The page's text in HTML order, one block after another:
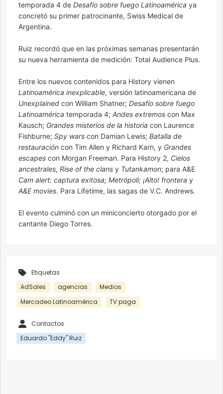
temporada 4 de Desafío sobre fuego Latinoamérica ya
concretó su primer patrocinante, Swiss Medical de
Argentina.
Ruiz recordó que en las próximas semanas presentarán
su nueva herramienta de medición: Total Audience Plus.
Entre los nuevos contenidos para History vienen
Latinoamérica inexplicable, versión latinoamericana de
Unexplained con William Shatner; Desafío sobre fuego
Latinoamérica temporada 4; Andes extremos con Max
Kausch; Grandes misterios de la historia con Laurence
Fishburne; Spy wars con Damian Lewis; Batalla de
restauración con Tim Allen y Richard Karn, y Grandes
escapes con Morgan Freeman. Para History 2, Cielos
ancestrales, Rise of the clans y Tutankamon; para A&E
Cam alert: captura exitosa; Metrópoli; ¡Alto! frontera y
A&E movies. Para Lifetime, las sagas de V.C. Andrews.
El evento culminó con un miniconcierto otorgado por el
cantante Diego Torres.
Etiquetas
AdSales
agencias
Medios
Mercadeo Latinoamérica
TV paga
Contactos
Eduardo "Eddy" Ruiz